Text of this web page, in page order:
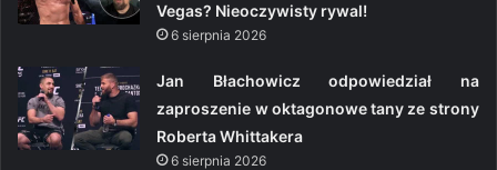
Vegas? Nieoczywisty rywal!
6 sierpnia 2026
Jan Błachowicz odpowiedział na
zaproszenie w oktagonowe tany ze strony
Roberta Whittakera
6 sierpnia 2026